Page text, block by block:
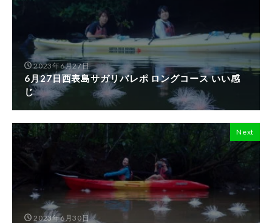
2023年6月27日
6月27日西表島サガリバレポ ロングコース いい感
じ
Next
2023年6月30日